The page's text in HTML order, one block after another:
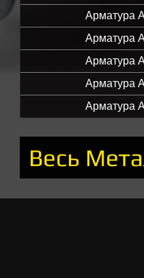
Арматура
Арматура
Арматура
Арматура
Арматура
Весь